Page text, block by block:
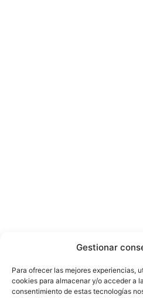
Gestionar
Para ofrecer las mejores experiencias,
cookies para almacenar y/o acceder a
consentimiento de estas tecnologías